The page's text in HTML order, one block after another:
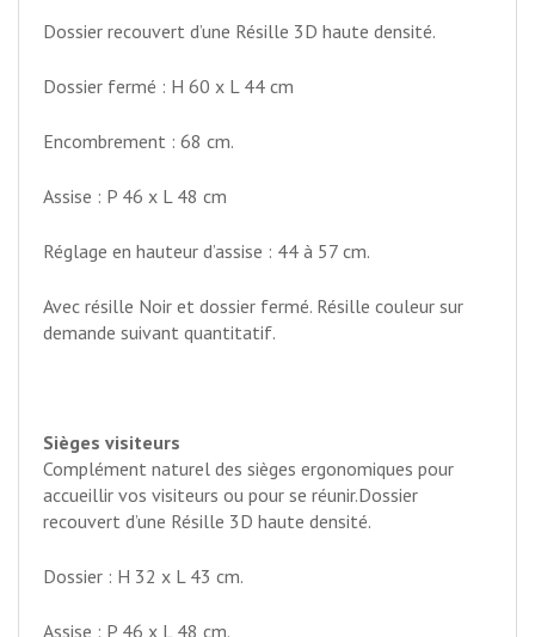
Dossier recouvert d’une Résille 3D haute densité.
Dossier fermé : H 60 x L 44 cm
Encombrement : 68 cm.
Assise : P 46 x L 48 cm
Réglage en hauteur d’assise : 44 à 57 cm.
Avec résille Noir et dossier fermé. Résille couleur sur
demande suivant quantitatif.
Sièges visiteurs
Complément naturel des sièges ergonomiques pour
accueillir vos visiteurs ou pour se réunir.Dossier
recouvert d’une Résille 3D haute densité.
Dossier : H 32 x L 43 cm.
Assise : P 46 x L 48 cm.